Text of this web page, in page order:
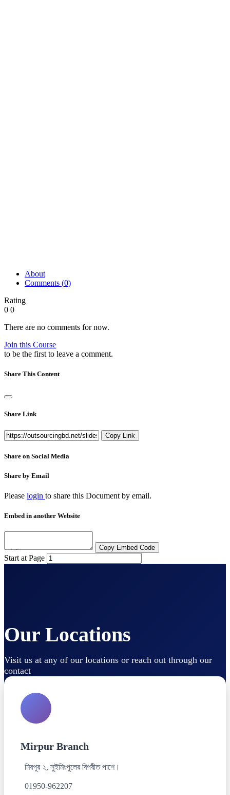
About
Comments (0)
Rating
0 0
There are no comments for now.
Join this Course
to be the first to leave a comment.
Share This Content
Share Link
Copy Link
Share on Social Media
Share by Email
Please login to share this Document by email.
Embed in another Website
Copy Embed Code
Start at Page
Our Locations
Visit us at any of our locations or reach out through our
contact
Mirpur Branch
মিরপুর ২, সুইমিংপুলের বিপরীত পাশে।
01950-962207